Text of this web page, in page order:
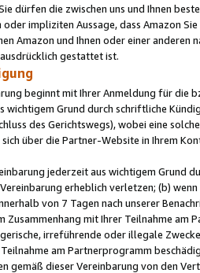
dürfen die zwischen uns und Ihnen
impliziten Aussage, dass Amazon
Amazon und Ihnen oder einer
gestattet ist.
beginnt mit Ihrer Anmeldung für die
wichtigem Grund durch schriftliche
des Gerichtswegs), wobei eine
über die Partner-Website in Ihrem
jederzeit aus wichtigem Grund
erheblich verletzen; (b)
von 7 Tagen nach unserer
Zusammenhang mit Ihrer Teilnahme am
irreführende oder illegale
am Partnerprogramm
gemäß dieser Vereinbarung von den